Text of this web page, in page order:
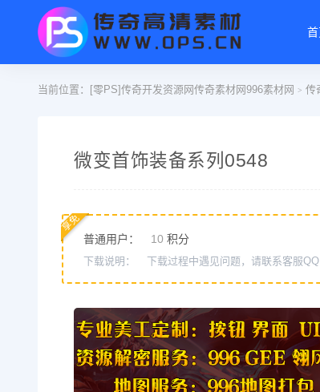
当前位置： [零PS]传奇开发资源网传奇素材网996素材网 > 传
微变首饰装备系列0548
普通用户： 10 积分
享免
下载说明： 下载过程中遇见问题，请联系客服